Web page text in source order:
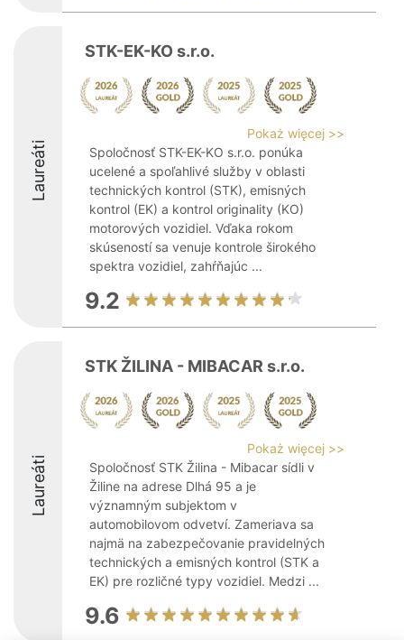
Laureáti
STK-EK-KO s.r.o.
Pokaż więcej >>
Spoločnosť STK-EK-KO s.r.o. ponúka
ucelené a spoľahlivé služby v oblasti
technických kontrol (STK), emisných
kontrol (EK) a kontrol originality (KO)
motorových vozidiel. Vďaka rokom
skúseností sa venuje kontrole širokého
spektra vozidiel, zahŕňajúc ...
9.2
Laureáti
STK ŽILINA - MIBACAR s.r.o.
Pokaż więcej >>
Spoločnosť STK Žilina - Mibacar sídli v
Žiline na adrese Dlhá 95 a je
významným subjektom v
automobilovom odvetví. Zameriava sa
najmä na zabezpečovanie pravidelných
technických a emisných kontrol (STK a
EK) pre rozličné typy vozidiel. Medzi ...
9.6